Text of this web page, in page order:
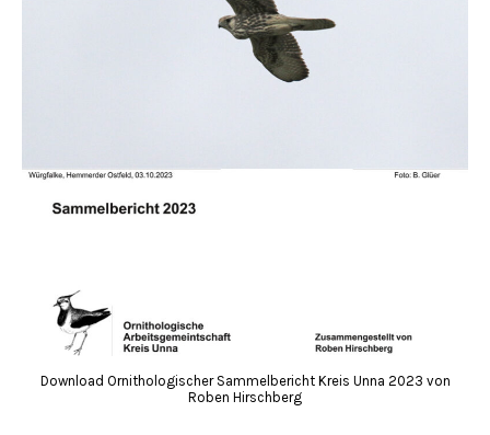
Download Ornithologischer Sammelbericht Kreis Unna 2023 von
Roben Hirschberg